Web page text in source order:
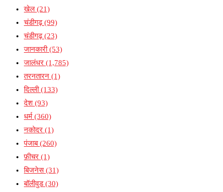
खेल (21)
चंडीगढ़(99)
चंडीगढ़(23)
जानकारी(53)
जालंधर (1,785)
तरनतारन (1)
दिल्ली(133)
देश (93)
धर्म (360)
नकोदर (1)
पंजाब(260)
फ़ीचर (1)
बिजनेस(31)
बॉलीवुड(30)